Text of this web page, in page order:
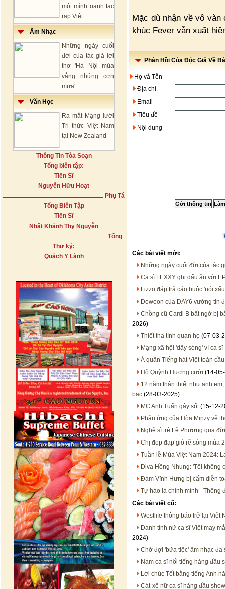
một mình oanh tạc
rạp Việt
Âm Nhạc
Những ngày cuối
đời của tác giả lời
thơ 'Hà Nội mùa
vắng những cơn
mưa'
Văn Học
Ra mắt Mạng lưới
Tri thức Việt Nam
tại New Zealand
Thông Tin Tòa Soạn
Tổng biên tập:
Tiến Sĩ
Nguyễn Hữu Hoạt
Phụ Tá
Tổng Biên Tập
Tiến Sĩ
Nhật Khánh Thy Nguyễn
Tổng
Thư ký:
Quách Y Lành
Mặc dù nhận về vô
khúc Fever vẫn xuất
Phản Hồi Của Độc Giả Về
Họ và Tên
Địa chỉ
Email
Tiêu đề
Nội dung
Các bài viết mới:
Những ngày cuối đời của tác
Ca sĩ LEXXY ghi dấu ấn với
Lizzo đáp trả cáo buộc 'nói
Dowoon của DAY6 vướng tin
Chồng cũ Cardi B bất ngờ bị
2026)
Thiết tha tình quan họ (07-03-
Mạng xã hội 'dậy sóng' vì ca
Á quân Tiếng hát Việt toàn
Hồ Quỳnh Hương cưới (14-
12 năm thân thiết như anh
bạc (28-03-2025)
MC Anh Tuấn gây sốt(15-12-
Phản ứng của Hòa Minzy về
Nghệ sĩ trẻ Lê Phương qua
Chị đẹp đạp gió rẽ sóng mùa
Tuần lễ Múa Việt Nam 2024:
Diva Hồng Nhung: 'Tôi không
Đàm Vĩnh Hưng bị cấm diễn
Tự hào là chính mình - Thông
Các bài viết cũ:
Westlife thông báo trở lại Việt
Danh tính nữ ca sĩ Việt may
2024)
Chờ đợi 'bữa tiệc' âm nhạc đa
Nam ca sĩ nổi tiếng hàng đầu
Lời chúc Tết bằng tiếng Anh
Cát-xê nữ ca sĩ hàng đầu